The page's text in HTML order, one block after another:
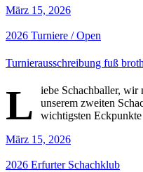
März 15, 2026
2026 Turniere / Open
Turnierausschreibung fuß
L
iebe Schachballer, wir
unserem zweiten
wichtigsten
März 15, 2026
2026 Erfurter Schachklub